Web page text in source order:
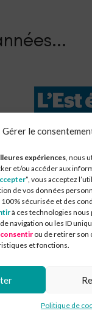
Gérer le
expériences, nous
et/ou accéder aux
”, vous acceptez
de vos données
100% sécurisée et des
à ces technologies
navigation ou les ID
consentir ou de retirer son
et fonctions.
Politique de
de